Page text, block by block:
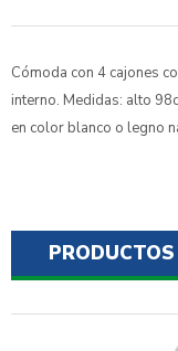
Cómoda con 4 cajones
interno. Medidas: alto
en color blanco o legno